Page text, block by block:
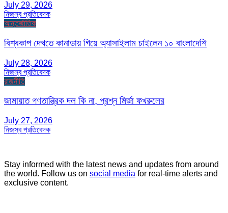
July 29, 2026
নিজস্ব প্রতিবেদক
আন্তর্জাতিক
বিশ্বকাপ দেখতে কানাডায় গিয়ে অ্যাসাইলাম চাইলেন ১০ বাংলাদেশি
July 28, 2026
নিজস্ব প্রতিবেদক
রাজনীতি
জামায়াত গণতান্ত্রিক দল কি না, প্রশ্ন মির্জা ফখরুলের
July 27, 2026
নিজস্ব প্রতিবেদক
Stay informed with the latest news and updates from around
the world. Follow us on social media for real-time alerts and
exclusive content.